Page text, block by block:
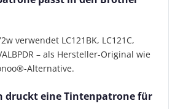
verwendet LC121BK, LC121C,
– als Hersteller-Original wie
Alternative.
druckt eine Tintenpatrone für